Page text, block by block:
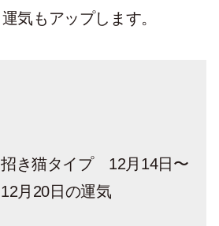
気もアップします。
招き猫タイプ 12月14日〜
12月20日の運気